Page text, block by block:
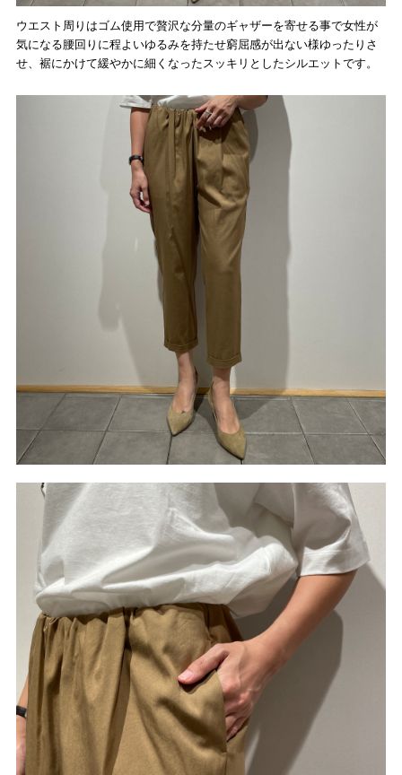
ウエスト周りはゴム使用で贅沢な分量のギャザーを寄せる事で女性が
気になる腰回りに程よいゆるみを持たせ窮屈感が出ない様ゆったりさ
せ、裾にかけて緩やかに細くなったスッキリとしたシルエットです。